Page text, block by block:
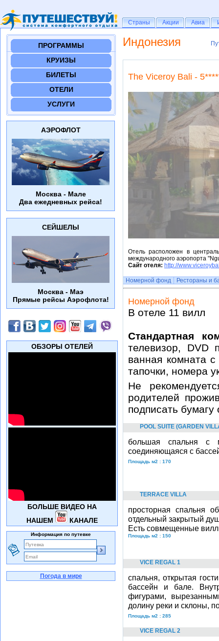
Индонезия
The Viceroy Bali -
Отель расположен в
международного аэропорта
Сайт отеля: http://
Номерной фонд Рестораны и
Номерной фонд
В отеле 11 вилл
Стандартная
телевизор, DVD
ванная комната
тапочки, номера
Не
родителей
подписать
POOL SUITE (GARDEN
большая спальня с
соединяющаяся с
Площадь м2 : 170
TERRACE VILLA
просторная спальня
отдельный закрытый
Есть совмещенные
Площадь м2 : 150
VICE REGAL 1
спальня, открытая
бассейн и бале.
фигурами,
долину реки и склоны,
Площадь м2 : 285
VICE REGAL 2
ПРОГРАММЫ
КРУИЗЫ
БИЛЕТЫ
ОТЕЛИ
УСЛУГИ
АЭРОФЛОТ
Москва - Мале
Два ежедневных рейса!
СЕЙШЕЛЫ
Москва - Маэ
Прямые рейсы Аэрофлота!
ОБЗОРЫ ОТЕЛЕЙ
БОЛЬШЕ ВИДЕО НА
НАШЕМ
КАНАЛЕ
Информация по путевке
Погода в мире
Страны
Страны Акции
Акции Авиа
Авиа